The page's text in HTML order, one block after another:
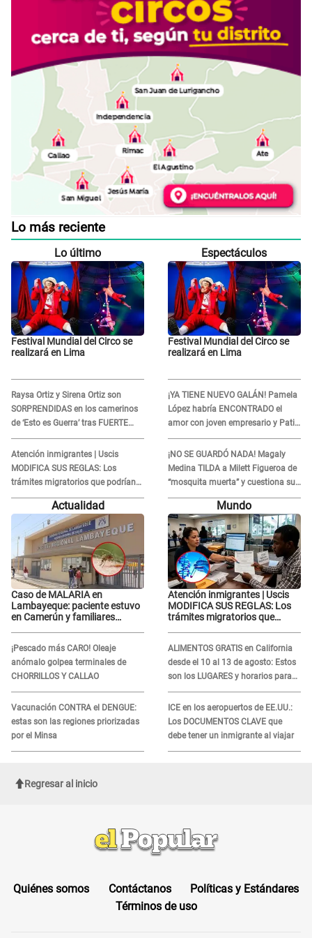
Lo más reciente
Lo último
Festival Mundial del Circo se
realizará en Lima
Raysa Ortiz y Sirena Ortiz son
SORPRENDIDAS en los camerinos
de ‘Esto es Guerra’ tras FUERTE
ENFRENTAMIENTO con Gabriel
Moisés: “Gracias”
Atención inmigrantes | Uscis
MODIFICA SUS REGLAS: Los
trámites migratorios que podrían
necesitar tu prueba de ADN
Espectáculos
Festival Mundial del Circo se
realizará en Lima
¡YA TIENE NUEVO GALÁN! Pamela
López habría ENCONTRADO el
amor con joven empresario y Pati
Lorena la ECHA en VIVO
¡NO SE GUARDÓ NADA! Magaly
Medina TILDA a Milett Figueroa de
“mosquita muerta” y cuestiona su
RECONCILIACIÓN con Marcelo
Tinelli en TV argentina
Actualidad
Caso de MALARIA en
Lambayeque: paciente estuvo
en Camerún y familiares
¡Pescado más CARO! Oleaje
anómalo golpea terminales de
CHORRILLOS Y CALLAO
Vacunación CONTRA el DENGUE:
estas son las regiones priorizadas
por el Minsa
Mundo
Atención inmigrantes | Uscis
MODIFICA SUS REGLAS: Los
trámites migratorios que
ALIMENTOS GRATIS en California
desde el 10 al 13 de agosto: Estos
son los LUGARES y horarios para
recibir la ayuda
ICE en los aeropuertos de EE.UU.:
Los DOCUMENTOS CLAVE que
debe tener un inmigrante al viajar
Regresar al inicio
Quiénes somos Contáctanos
Políticas y Estándares
Términos de uso